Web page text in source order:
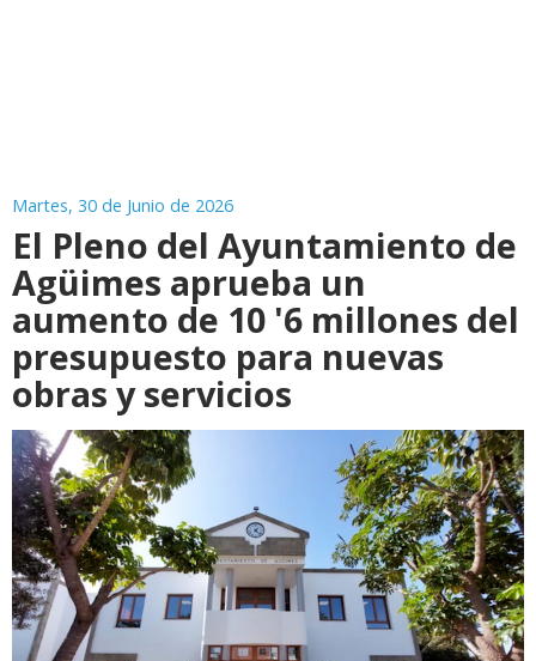
Martes, 30 de Junio de 2026
El Pleno del Ayuntamiento de
Agüimes aprueba un
aumento de 10 '6 millones del
presupuesto para nuevas
obras y servicios